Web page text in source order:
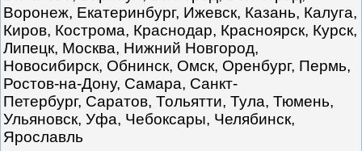
Воронеж, Екатеринбург, Ижевск, Казань, Калуга,
Киров, Кострома, Краснодар, Красноярск, Курск,
Липецк, Москва, Нижний Новгород,
Новосибирск, Обнинск, Омск, Оренбург, Пермь,
Ростов-на-Дону, Самара, Санкт-
Петербург, Саратов, Тольятти, Тула, Тюмень,
Ульяновск, Уфа, Чебоксары, Челябинск,
Ярославль